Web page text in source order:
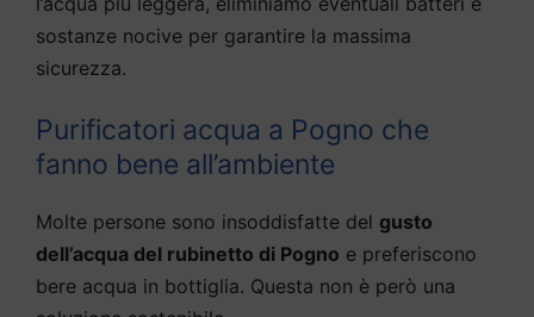
sostanze nocive per garantire la massima
sicurezza.
Purificatori acqua a Pogno che
fanno bene all’ambiente
Molte persone sono insoddisfatte del gusto
dell’acqua del rubinetto di Pogno e preferiscono
bere acqua in bottiglia. Questa non è però una